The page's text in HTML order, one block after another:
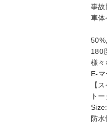
事故
車体
180
様々
E-
【
ト
防